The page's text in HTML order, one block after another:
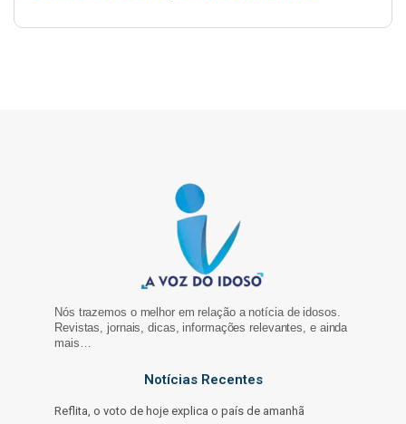
Nós trazemos o melhor em relação a notícia de idosos.
Revistas, jornais, dicas, informações relevantes, e ainda
mais…
Notícias Recentes
Reflita, o voto de hoje explica o país de amanhã